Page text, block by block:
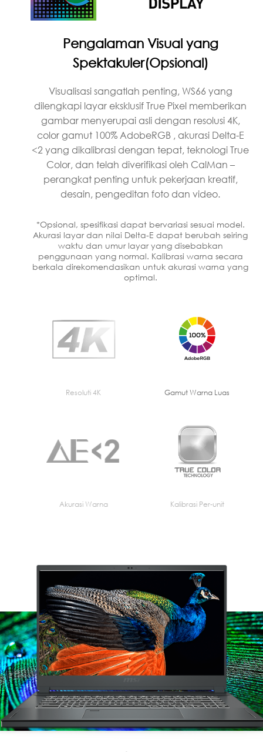
Pengalaman Visual yang
Spektakuler(Opsional)
Visualisasi sangatlah penting, WS66 yang
dilengkapi layar eksklusif True Pixel memberikan
gambar menyerupai asli dengan resolusi 4K,
color gamut 100% AdobeRGB , akurasi Delta-E
<2 yang dikalibrasi dengan tepat, teknologi True
Color, dan telah diverifikasi oleh CalMan –
perangkat penting untuk pekerjaan kreatif,
desain, pengeditan foto dan video.
*Opsional, spesifikasi dapat bervariasi sesuai model.
Akurasi layar dan nilai Delta-E dapat berubah seiring
waktu dan umur layar yang disebabkan
penggunaan yang normal. Kalibrasi warna secara
berkala direkomendasikan untuk akurasi warna yang
optimal.
Resoluti 4K Gamut Warna Luas
Akurasi Warna Kalibrasi Per-unit